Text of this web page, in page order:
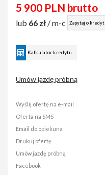
5 900 PLN brutto
lub 66 zł / m-c Zapytaj o kredyt
Kalkulator kredytu
Umów jazdę próbną
Wyślij ofertę na e-mail
Oferta na SMS
Email do opiekuna
Drukuj ofertę
Umów jazdę próbną
Facebook